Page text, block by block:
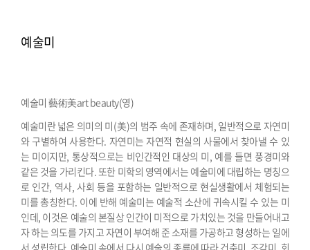
예술미
예술미 藝術美art beauty(영)
예술미란 넓은 의미의 미(美)의 범주 속에 존재하며, 일반적으로 자연미
와 구별하여 사용한다. 자연미는 자연적 현실의 사물에서 찾아낼 수 있
는 미이지만, 통상적으로는 비인간적인 대상의 미, 예를 들면 풍경미와
같은 것을 가리킨다. 또한 미학의 영역에서는 예술미에 대립하는 명칭으
로 인간, 역사, 사회 등을 포함하는 일반적으로 현실생활에서 체험되는
미를 총칭한다. 이에 반해 예술미는 예술적 소산에 귀속시킬 수 있는 미
인데, 이것은 예술의 본질상 인간이 미적으로 가치있는 것을 만들어내고
자 하는 의도를 가지고 자연이 부여해 준 소재를 가공하고 형성하는 일에